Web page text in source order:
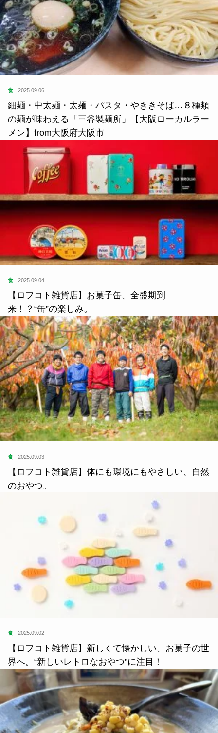
食 2025.09.06
細麺・中太麺・太麺・パスタ・やききそば…８種類
の麺が味わえる「三谷製麺所」【大阪ローカルラー
メン】from大阪府大阪市
食 2025.09.04
【ロフコト雑貨店】お菓子缶、全盛期到
来！？“缶”の楽しみ。
食 2025.09.03
【ロフコト雑貨店】体にも環境にもやさしい、自然
のおやつ。
食 2025.09.02
【ロフコト雑貨店】新しくて懐かしい、お菓子の世
界へ。“新しいレトロなおやつ”に注目！